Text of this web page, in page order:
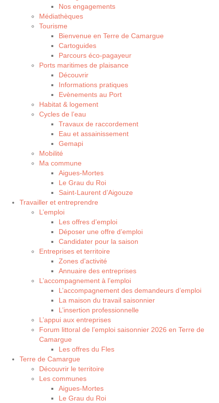
Nos engagements
Médiathèques
Tourisme
Bienvenue en Terre de Camargue
Cartoguides
Parcours éco-pagayeur
Ports maritimes de plaisance
Découvrir
Informations pratiques
Evènements au Port
Habitat & logement
Cycles de l’eau
Travaux de raccordement
Eau et assainissement
Gemapi
Mobilité
Ma commune
Aigues-Mortes
Le Grau du Roi
Saint-Laurent d’Aigouze
Travailler et entreprendre
L’emploi
Les offres d’emploi
Déposer une offre d’emploi
Candidater pour la saison
Entreprises et territoire
Zones d’activité
Annuaire des entreprises
L’accompagnement à l’emploi
L’accompagnement des demandeurs d’emploi
La maison du travail saisonnier
L’insertion professionnelle
L’appui aux entreprises
Forum littoral de l’emploi saisonnier 2026 en Terre de
Camargue
Les offres du Fles
Terre de Camargue
Découvrir le territoire
Les communes
Aigues-Mortes
Le Grau du Roi